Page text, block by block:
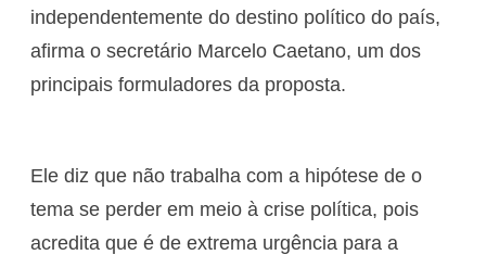
independentemente do destino político do país,
afirma o secretário Marcelo Caetano, um dos
principais formuladores da proposta.
Ele diz que não trabalha com a hipótese de o
tema se perder em meio à crise política, pois
acredita que é de extrema urgência para a